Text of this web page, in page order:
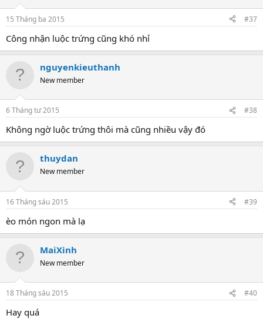
15 Tháng ba 2015 #37
Công nhận luộc trứng cũng khó nhỉ
nguyenkieuthanh
New member
6 Tháng tư 2015 #38
Không ngờ luộc trứng thôi mà cũng nhiều vậy đó
thuydan
New member
16 Tháng sáu 2015 #39
èo món ngon mà lạ
MaiXinh
New member
18 Tháng sáu 2015 #40
Hay quá